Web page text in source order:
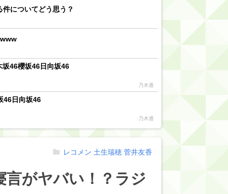
件についてどう思う？
46櫻坂46日向坂46
乃木通
46日向坂46
乃木通
言がヤバい！？ラジ
レコメン 土生瑞穂 菅井友香